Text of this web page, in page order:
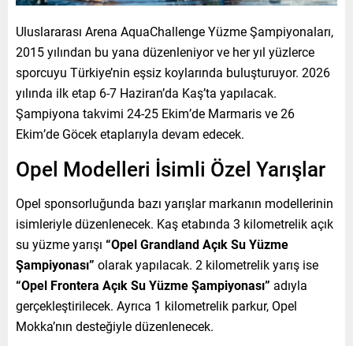
Uluslararası Arena AquaChallenge Yüzme Şampiyonaları,
2015 yılından bu yana düzenleniyor ve her yıl yüzlerce
sporcuyu Türkiye’nin eşsiz koylarında buluşturuyor. 2026
yılında ilk etap 6-7 Haziran’da Kaş’ta yapılacak.
Şampiyona takvimi 24-25 Ekim’de Marmaris ve 26
Ekim’de Göcek etaplarıyla devam edecek.
Opel Modelleri İsimli Özel Yarışlar
Opel sponsorluğunda bazı yarışlar markanın modellerinin
isimleriyle düzenlenecek. Kaş etabında 3 kilometrelik açık
su yüzme yarışı “Opel Grandland Açık Su Yüzme
Şampiyonası” olarak yapılacak. 2 kilometrelik yarış ise
“Opel Frontera Açık Su Yüzme Şampiyonası” adıyla
gerçekleştirilecek. Ayrıca 1 kilometrelik parkur, Opel
Mokka’nın desteğiyle düzenlenecek.